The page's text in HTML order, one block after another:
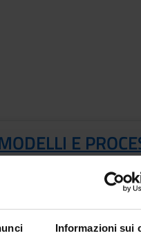
Informazioni sui
E
Academic staff
Federica Formiga